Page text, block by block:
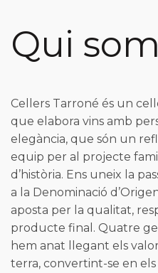
Qui
Cellers Tarroné és un
que elabora vins amb
elegància, que són un
equip per al projecte
d’història. Ens uneix la
a la Denominació
aposta per la qualitat,
producte final. Quatre
hem anat llegant els
terra, convertint-se en